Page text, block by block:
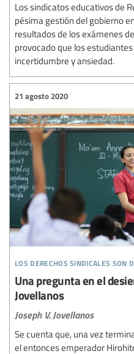
Los sindicatos educativos de
pésima gestión del gobierno
resultados de los exámenes
provocado que los
incertidumbre y ansiedad.
los derechos sindicales son
21 agosto 2020
Una pregunta en el
Jovellanos
Joseph V. Jovellanos
Se cuenta que, una vez
el entonces emperador